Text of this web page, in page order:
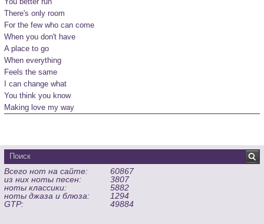
There's only room
For the few who can come
When you don't have
A place to go
When everything
Feels the same
I can change what
You think you know
Making love my way
Всего нот на сайте:
60867
из них ноты песен:
3807
ноты классики:
5882
ноты джаза и блюза:
1294
GTP:
49884